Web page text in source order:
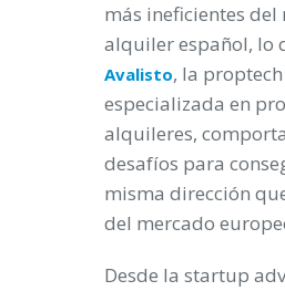
más ineficientes del
alquiler español, lo
Avalisto, la
especializada en
alquileres,
desafíos para
misma dirección
del mercado
Desde la startup